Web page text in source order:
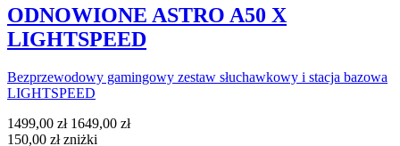
ODNOWIONE ASTRO A50 X
LIGHTSPEED
Bezprzewodowy gamingowy zestaw słuchawkowy i stacja bazowa
LIGHTSPEED
1499,00 zł 1649,00 zł
150,00 zł zniżki